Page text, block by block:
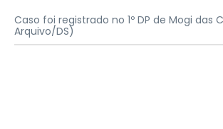
Caso foi registrado no 1º DP de Mogi das
Arquivo/DS)